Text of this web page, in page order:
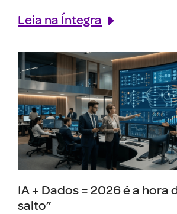
Leia na Íntegra
IA + Dados = 2026 é a hora
salto”